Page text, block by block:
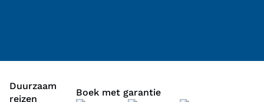
Duurzaam
reizen
Boek met garantie